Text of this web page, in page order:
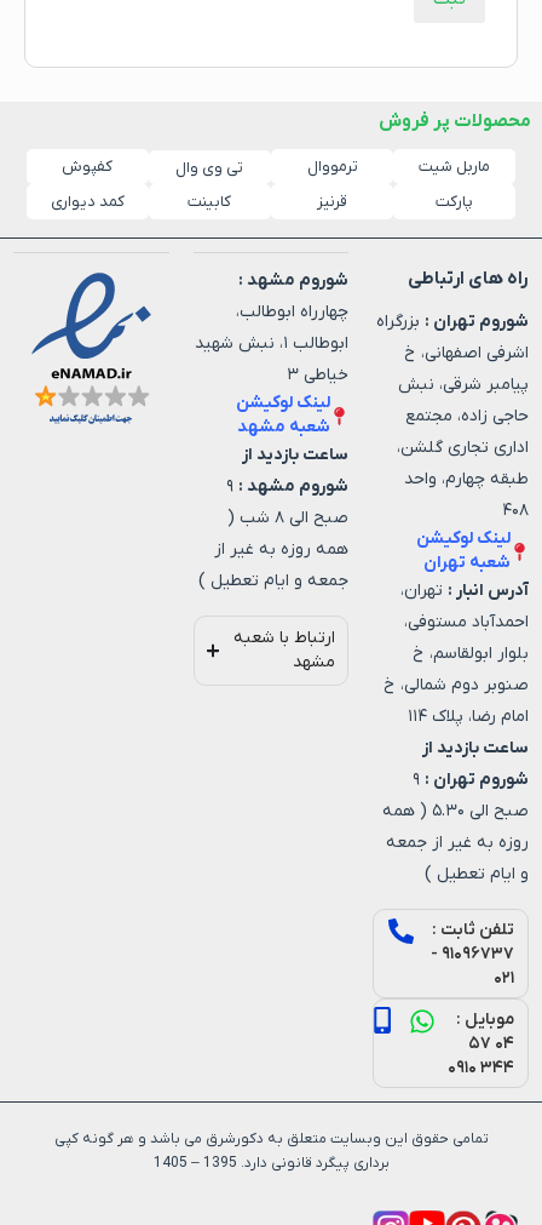
محصولات پر فروش
ماربل شیت ترمووال تی وی وال
کفپوش
پارکت
قرنیز کابینت کمد دیواری
راه های ارتباطی
شوروم تهران : بزرگراه
اشرفی اصفهانی، خ
پیامبر شرقی، نبش
حاجی زاده، مجتمع
اداری تجاری گلشن،
طبقه چهارم، واحد
۴۰۸
لینک لوکیشن
شعبه تهران
آدرس انبار : تهران،
احمدآباد مستوفی،
بلوار ابولقاسم، خ
صنوبر دوم شمالی، خ
امام رضا، پلاک ۱۱۴
ساعت بازدید از
شوروم تهران : ۹
صبح الی ۵.۳۰ ( همه
روزه به غیر از جمعه
و ایام تعطیل )
تلفن ثابت :
۹۱۰۹۶۷۳۷ -
۰۲۱
موبایل :
۰۴ ۵۷
۳۴۴ ۰۹۱۰
شوروم مشهد :
چهارراه ابوطالب،
ابوطالب ۱، نبش شهید
خیاطی ۳
لینک لوکیشن
شعبه مشهد
ساعت بازدید از
شوروم مشهد : ۹
صبح الی ۸ شب (
همه روزه به غیر از
جمعه و ایام تعطیل )
ارتباط با شعبه
مشهد
تمامی حقوق این وبسایت متعلق به دکورشرق می باشد و هر گونه کپی
برداری پیگرد قانونی دارد. 1395 – 1405